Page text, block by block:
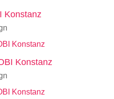
Konstanz
Konstanz